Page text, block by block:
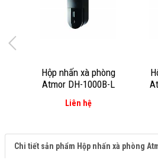
Hộp nhấn xà phòng
Atmor DH-1000B-L
Liên hệ
Chi tiết sản phẩm Hộp nhấn xà phòng